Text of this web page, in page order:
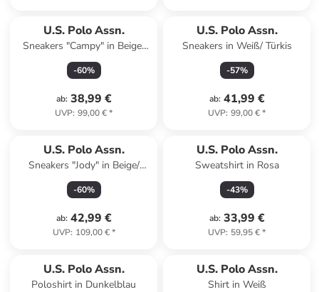
U.S. Polo Assn.
Sneakers "Campy" in Beige/
Rosa
-60%
ab: 38,99 €
UVP: 99,00 €*
U.S. Polo Assn.
Sneakers in Weiß/ Türkis
-57%
ab: 41,99 €
UVP: 99,00 €*
U.S. Polo Assn.
Sneakers "Jody" in Beige/
Rosa
-60%
ab: 42,99 €
UVP: 109,00 €*
U.S. Polo Assn.
Sweatshirt in Rosa
-43%
ab: 33,99 €
UVP: 59,95 €*
U.S. Polo Assn.
Poloshirt in Dunkelblau
U.S. Polo Assn.
Shirt in Weiß